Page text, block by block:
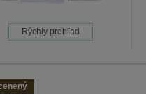
Rýchly prehľad